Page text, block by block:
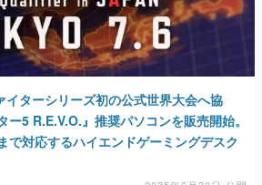
変えた日本語
」「裏技」「ラスボス」… ゲームにまつわる言葉
法の変遷を、コンピューター文化史研究家・タ
が徹底調査。
イターシリーズ初の公式世界大会へ協
ー5 R.E.V.O.』推奨パソコンを販売開始。
で対応するハイエンドゲーミングデスク
2025年6月30日 公開